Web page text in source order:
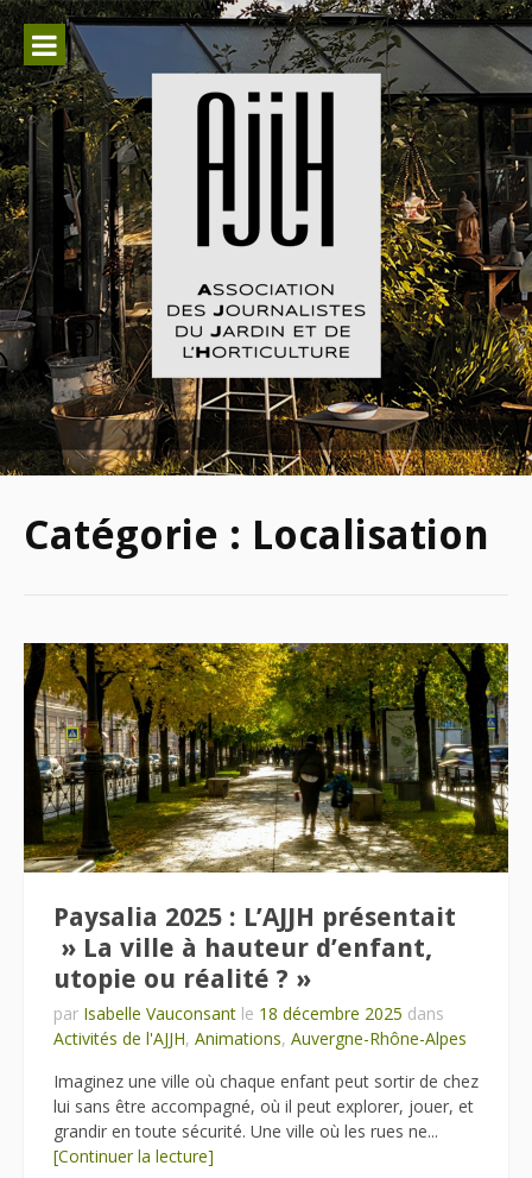
Aller
au
contenu
Association des Journalistes du
Jardin et de l'Horticulture
Catégorie : Localisation
Paysalia 2025 : L’AJJH présentait
» La ville à hauteur d’enfant,
utopie ou réalité ? »
par Isabelle Vauconsant le 18 décembre 2025 dans
Activités de l'AJJH, Animations, Auvergne-Rhône-Alpes
Imaginez une ville où chaque enfant peut sortir de chez
lui sans être accompagné, où il peut explorer, jouer, et
grandir en toute sécurité. Une ville où les rues ne...
[Continuer la lecture]